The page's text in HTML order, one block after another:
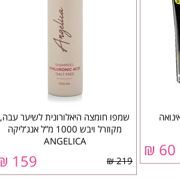
60 ₪
שמפו חומצה היאלורונית לשיער עבה,
מקוזרל ויבש 1000 מ”ל אנג’ליקה
ANGELICA
219 ₪
159 ₪